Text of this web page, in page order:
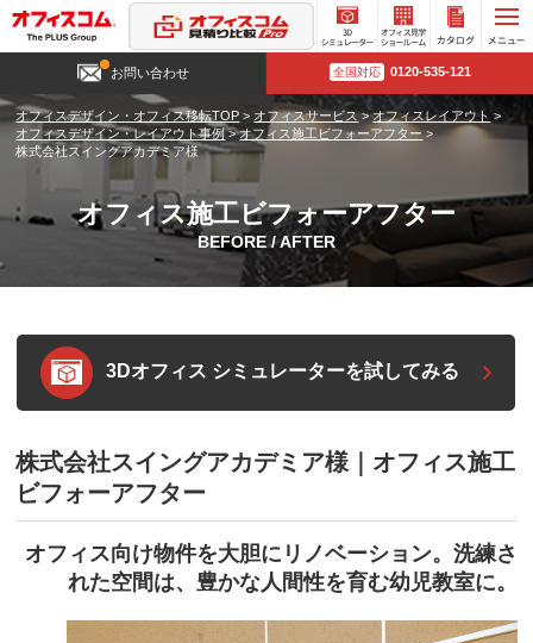
3D
シミュ
レータ
ー
オフィ
ス見学
ショー
ルーム
お問い合わせ 全国対応 0120-535-121
オフィスデザイン・オフィス移転TOP > オフィスサービス>オフィスレイアウト >
オフィスデザイン・レイアウト事例>オフィス施工ビフォーアフター>
株式会社スイングアカデミア様
オフィス施工ビフォーアフター
BEFORE / AFTER
3Dオフィス シミュレーターを試してみる
株式会社スイングアカデミア様｜オフィス施工
ビフォーアフター
オフィス向け物件を大胆にリノベーション。洗練さ
れた空間は、豊かな人間性を育む幼児教室に。